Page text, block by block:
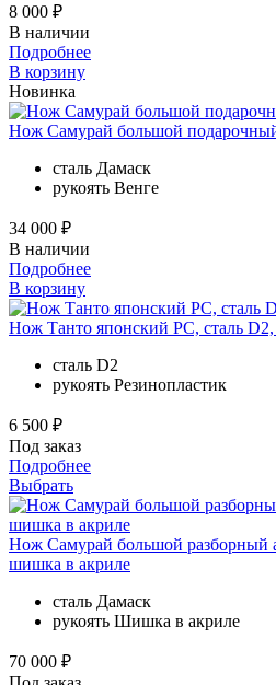
8 000 ₽
В наличии
Подробнее
В корзину
Новинка
Нож Самурай большой
сталь Дамаск
рукоять Венге
34 000 ₽
В наличии
Подробнее
В корзину
Нож Танто японский РС, сталь D2,
сталь D2
рукоять Резинопластик
6 500 ₽
Под заказ
Подробнее
Выбрать
Нож Самурай большой разборный
шишка в акриле
сталь Дамаск
рукоять Шишка в акриле
70 000 ₽